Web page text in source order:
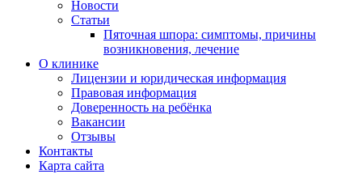
Новости
Статьи
Пяточная шпора: симптомы, причины
возникновения, лечение
О клинике
Лицензии и юридическая информация
Правовая информация
Доверенность на ребёнка
Вакансии
Отзывы
Контакты
Карта сайта